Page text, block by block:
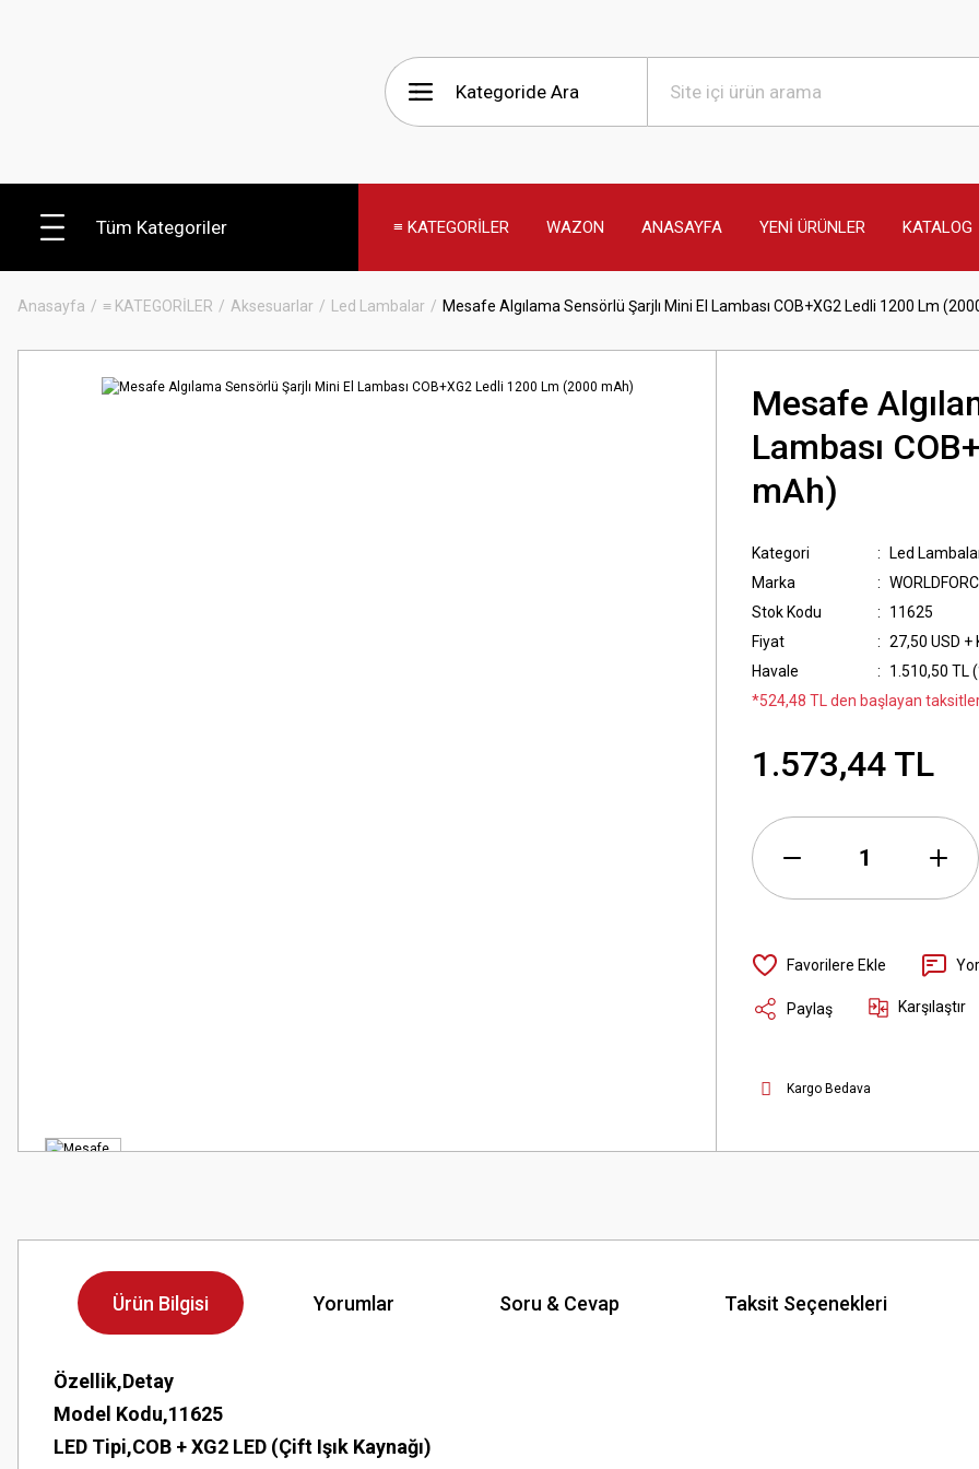
Tüm Kategoriler ≡ KATEGORİLER WAZON ANASAYFA YENİ ÜRÜNLER KATALOG
Anasayfa ≡ KATEGORİLER Aksesuarlar Led Lambalar Mesafe Algılama Sensörlü Şarjlı Mini El Lambası COB+XG2 Ledli 1200 Lm
Mesafe
Lambası
mAh)
Kategori
Led
Marka
Stok Kodu
11625
Fiyat
27,50 USD +
Havale
1.510,50 TL
*524,48 TL den başlayan
1.573,44 TL
Paylaş Karşılaştır
Kargo Bedava
Ürün Bilgisi Yorumlar Soru & Cevap Taksit Seçenekleri
Özellik,Detay
Model Kodu,11625
LED Tipi,COB + XG2 LED (Çift Işık Kaynağı)